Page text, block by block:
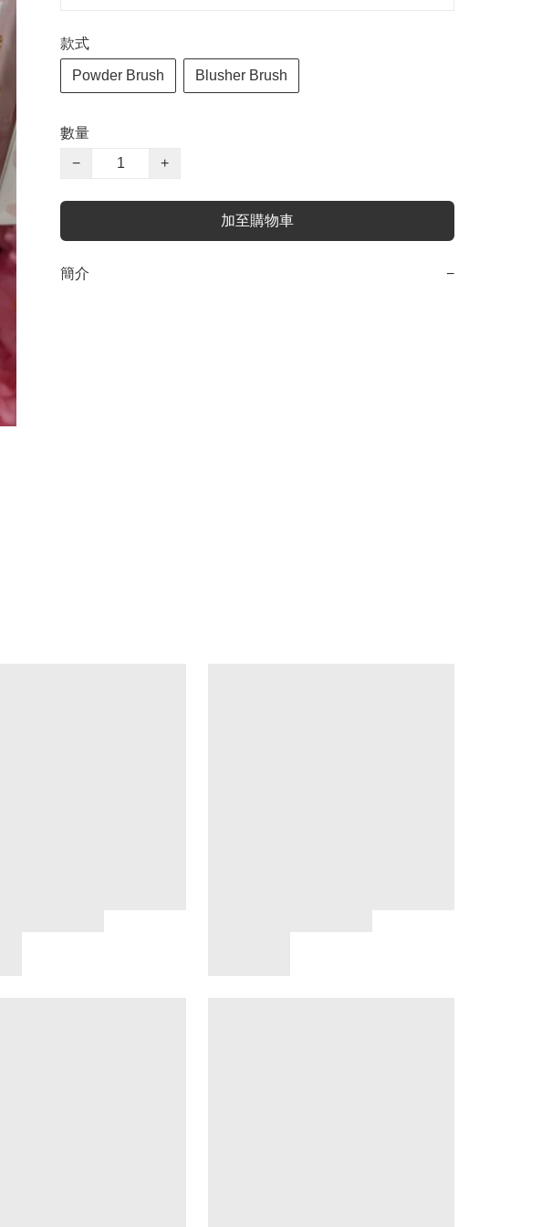
款式
Powder Brush Blusher Brush
數量
−
+
加至購物車
簡介 −